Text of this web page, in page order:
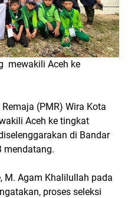
mewakili Aceh ke
(PMR) Wira Kota
Aceh ke tingkat
di Bandar
mendatang.
M. Agam Khalilullah pada
proses seleksi